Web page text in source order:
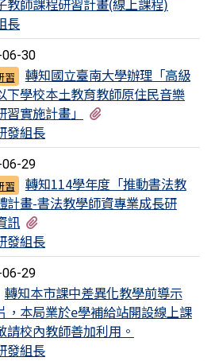
教師課程研習計畫(線上課程)
長
30
習
轉知國立臺南大學辦理「高級
下學校本土教育教師原住民音樂
習實施計畫」
發組長
29
習
轉知114學年度「推動書法教
計畫-書法教學師資專業成長研
訊
發組長
29
轉知本市課中差異化教學前導示
，本局業於e學補給站開設線上課
請校內教師善加利用。
發組長